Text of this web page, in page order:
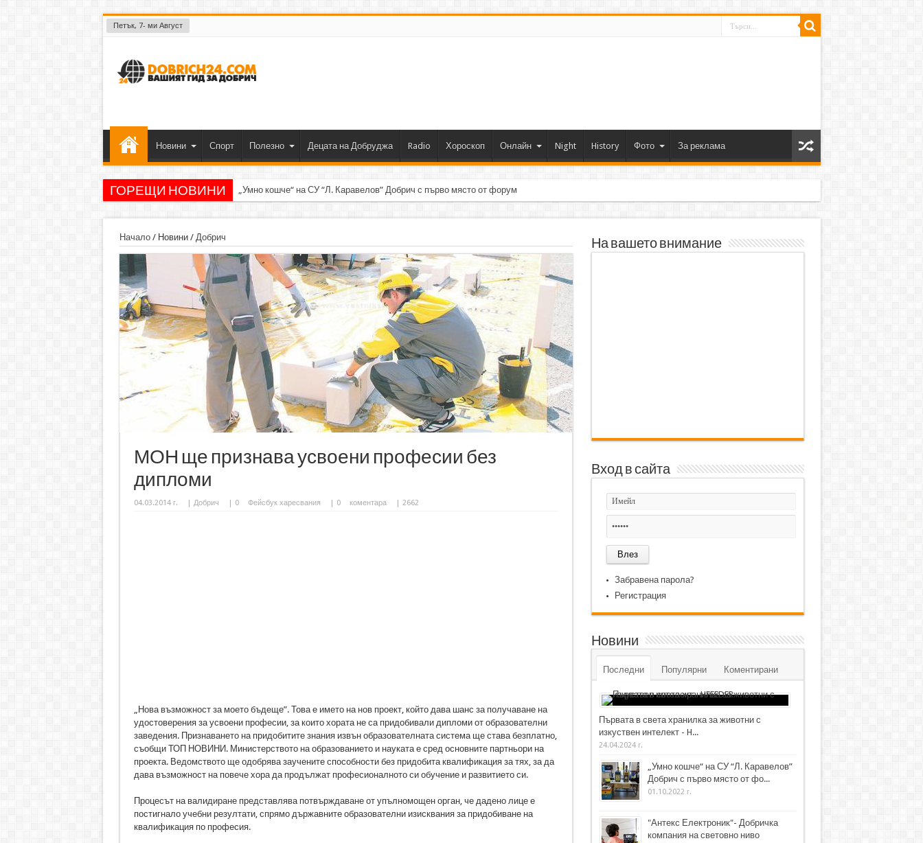
Петък, 7- ми Август
Новини Спорт Полезно Децата на Добруджа Radio Хороскоп Онлайн Night History Фото За реклама
ГОРЕЩИ НОВИНИ „Умно кошче“ на СУ “Л. Каравелов” Добрич с първо място от форум по роботика
Начало/ Новини/ Добрич
МОН ще признава усвоени професии без
дипломи
04.03.2014 г. | Добрич | 0 Фейсбук харесвания | 0 коментара | 2662
„Нова възможност за моето бъдеще”. Това е името на нов проект, който дава шанс за получаване на
удостоверения за усвоени професии, за които хората не са придобивали дипломи от образователни
заведения. Признаването на придобитите знания извън образователната система ще става безплатно,
съобщи ТОП НОВИНИ. Министерството на образованието и науката е сред основните партньори на
проекта. Ведомството ще одобрява заучените способности без придобита квалификация за тях, за да
дава възможност на повече хора да продължат професионалното си обучение и развитието си.
Процесът на валидиране представлява потвърждаване от упълномощен орган, че дадено лице е
постигнало учебни резултати, спрямо държавните образователни изисквания за придобиване на
квалификация по професия.
На вашето внимание
Вход в сайта
Забравена парола?
Регистрация
Новини
Последни Популярни Коментирани
Първата в света хранилка за животни с
изкуствен интелект - H...
24.04.2024 г.
„Умно кошче“ на СУ “Л. Каравелов”
Добрич с първо място от фо...
01.10.2022 г.
"Антекс Електроник"- Добричка
компания на световно ниво